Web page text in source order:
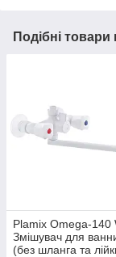
Подібні товари
Plamix Omega-140
Змішувач для
(без шланга та